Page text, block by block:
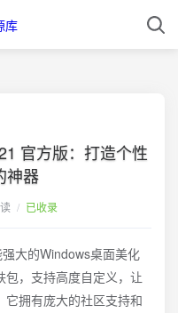
官方版：打造个性
神器
/ 已收录
大的Windows桌面美化
，支持高度自定义，让
拥有庞大的社区支持和